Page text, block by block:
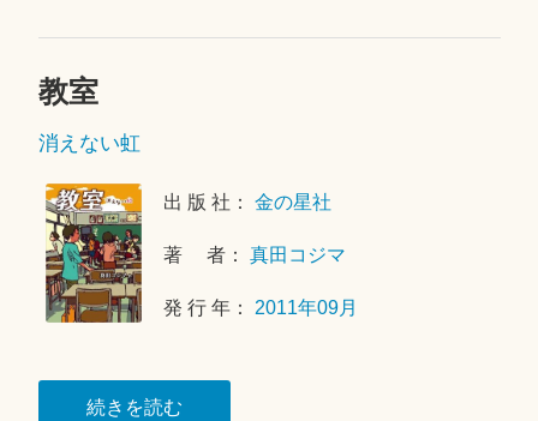
教室
消えない虹
出 版 社：金の星社
著 者：真田コジマ
発 行 年： 2011年09月
続きを読む“教